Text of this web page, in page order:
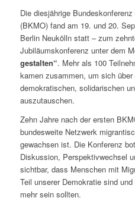
Die diesjährige
(BKMO) fand am 19. und 20.
Berlin Neukölln statt – zum
Jubiläumskonferenz unter dem
gestalten“. Mehr als 100
kamen zusammen, um sich
demokratischen, solidarischen
auszutauschen.
Zehn Jahre nach der ersten
bundesweite Netzwerk
gewachsen ist. Die Konferenz
Diskussion, Perspektivwechsel
sichtbar, dass Menschen mit
Teil unserer Demokratie sind
mehr sein sollten.